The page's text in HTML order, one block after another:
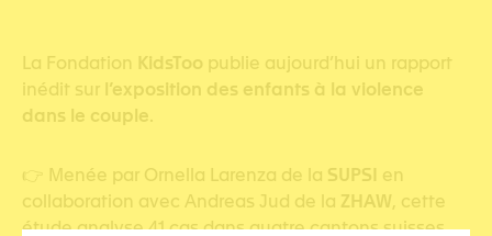
La Fondation KidsToo publie aujourd’hui un rapport
inédit sur l’exposition des enfants à la violence
dans le couple.
👉 Menée par Ornella Larenza de la SUPSI en
collaboration avec Andreas Jud de la ZHAW, cette
étude analyse 41 cas dans quatre cantons suisses.